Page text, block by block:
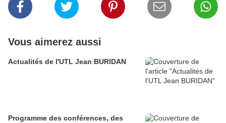
Vous aimerez aussi
Actualités de l'UTL Jean BURIDAN
Programme des conférences, des